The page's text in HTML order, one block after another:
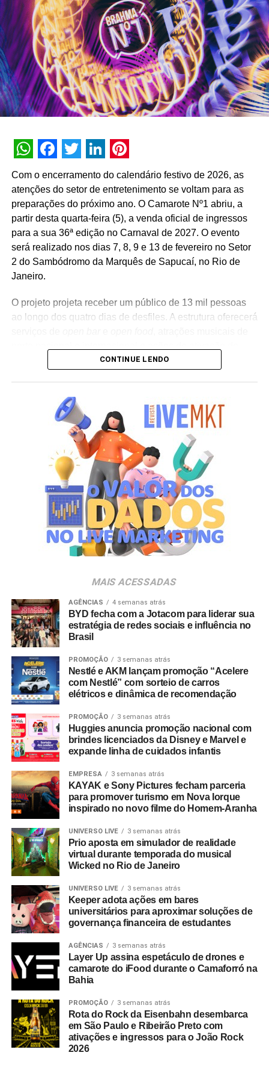
interna de 90% e índice de resolutividade de 87% nos
atendimentos.
Além da b.ia, o Meu Bradesco engloba ferramentas como
o E-agro — plataforma digital direcionada a produtores
rurais — e sistemas de recomendação de investimentos
suportados porGenAI(Inteligência Artificial Generativa),
que fornecem assessoria financeira automatizada e
A estratégia de divulgação da campanha engloba
peças deOut of Home(OOH) e ações com
influenciadores digitais, reforçando o posicionamento do
banco na transformação digital do setor financeiro.
WhatsApp
Facebook
Twitter
LinkedIn
Pinterest
Com o encerramento do calendário festivo de 2026, as
atenções do setor de entretenimento se voltam para as
preparações do próximo ano. O Camarote Nº1 abriu, a
partir desta quarta-feira (5), a venda oficial de ingressos
para a sua 36ª edição no Carnaval de 2027. O evento
será realizado nos dias 7, 8, 9 e 13 de fevereiro no Setor
2 do Sambódromo da Marquês de Sapucaí, no Rio de
Janeiro.
O projeto projeta receber um público de 13 mil pessoas
ao longo dos quatro dias de desfiles. A estrutura oferecerá
marcas parceiras. “O Camarote Nº1 é um projeto que faz
uma experiência personalizada que nasce dolifestyle
cidade maravilhosa”, destaca Marcio Esher, sócio, diretor
de negócios e marketing da Holding Clube e gestor do
A produção do evento é assinada pela agência Banco_
em parceria com a Storymakers e a Cross Networking,
empresas pertencentes ao ecossistema da Holding
Clube. O projeto criativo mantém a assinatura “Brasil na
Veia”, conceito focado na valorização da cultura nacional,
da música e da hospitalidade carioca.
no canal oficial da Ticketmaster, com lote inicial a partir
de R$ 3.950,00. As demais atualizações e atrações do
evento serão divulgadas nos canais oficiais do camarote
nos próximos meses.
CONTINUE LENDO
MAIS ACESSADAS
AGÊNCIAS 4 semanas atrás
BYD fecha com a Jotacom para liderar sua
estratégia de redes sociais e influência no
Brasil
PROMOÇÃO 3 semanas atrás
Nestlé e AKM lançam promoção “Acelere
com Nestlé” com sorteio de carros
elétricos e dinâmica de recomendação
PROMOÇÃO 3 semanas atrás
Huggies anuncia promoção nacional com
brindes licenciados da Disney e Marvel e
expande linha de cuidados infantis
EMPRESA 3 semanas atrás
KAYAK e Sony Pictures fecham parceria
para promover turismo em Nova Iorque
inspirado no novo filme do Homem-Aranha
UNIVERSO LIVE 3 semanas atrás
Prio aposta em simulador de realidade
virtual durante temporada do musical
Wicked no Rio de Janeiro
UNIVERSO LIVE 3 semanas atrás
Keeper adota ações em bares
universitários para aproximar soluções de
governança financeira de estudantes
AGÊNCIAS 3 semanas atrás
Layer Up assina espetáculo de drones e
camarote do iFood durante o Camaforró na
Bahia
PROMOÇÃO 3 semanas atrás
Rota do Rock da Eisenbahn desembarca
em São Paulo e Ribeirão Preto com
ativações e ingressos para o João Rock
2026